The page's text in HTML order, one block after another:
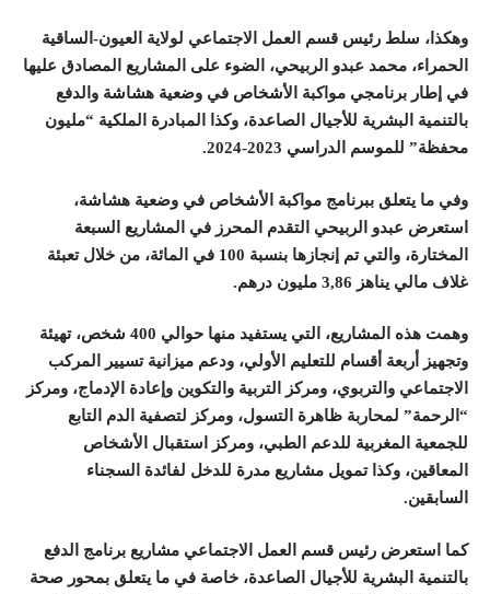
وهكذا، سلط رئيس قسم العمل الاجتماعي لولاية العيون-الساقية
الحمراء، محمد عبدو الربيحي، الضوء على المشاريع المصادق عليها
في إطار برنامجي مواكبة الأشخاص في وضعية هشاشة والدفع
بالتنمية البشرية للأجيال الصاعدة، وكذا المبادرة الملكية “مليون
محفظة” للموسم الدراسي 2023-2024
.
وفي ما يتعلق ببرنامج مواكبة الأشخاص في وضعية هشاشة،
استعرض عبدو الربيحي التقدم المحرز في المشاريع السبعة
المختارة، والتي تم إنجازها بنسبة 100 في المائة، من خلال تعبئة
غلاف مالي يناهز 3,86 مليون درهم
.
وهمت هذه المشاريع، التي يستفيد منها حوالي 400 شخص، تهيئة
وتجهيز أربعة أقسام للتعليم الأولي، ودعم ميزانية تسيير المركب
الاجتماعي والتربوي، ومركز التربية والتكوين وإعادة الإدماج، ومركز
“الرحمة” لمحاربة ظاهرة التسول، ومركز لتصفية الدم التابع
للجمعية المغربية للدعم الطبي، ومركز استقبال الأشخاص
المعاقين، وكذا تمويل مشاريع مدرة للدخل لفائدة السجناء
السابقين.
كما استعرض رئيس قسم العمل الاجتماعي مشاريع برنامج الدفع
بالتنمية البشرية للأجيال الصاعدة، خاصة في ما يتعلق بمحور صحة